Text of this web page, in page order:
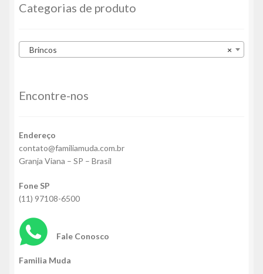
Categorias de produto
×
Brincos
Encontre-nos
Endereço
contato@familiamuda.com.br
Granja Viana – SP – Brasil
Fone SP
(11) 97108-6500
Fale Conosco
Familia Muda